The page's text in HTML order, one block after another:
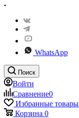
WhatsApp
Поиск
Войти
Сравнение0
Избранные товары
Корзина 0